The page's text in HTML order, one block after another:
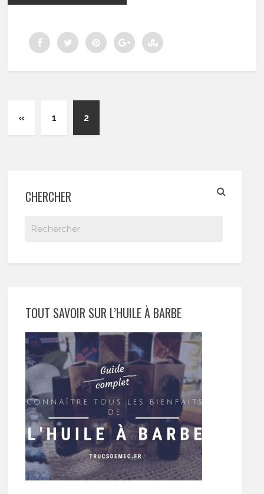
« 1 2
CHERCHER
TOUT SAVOIR SUR L’HUILE À BARBE